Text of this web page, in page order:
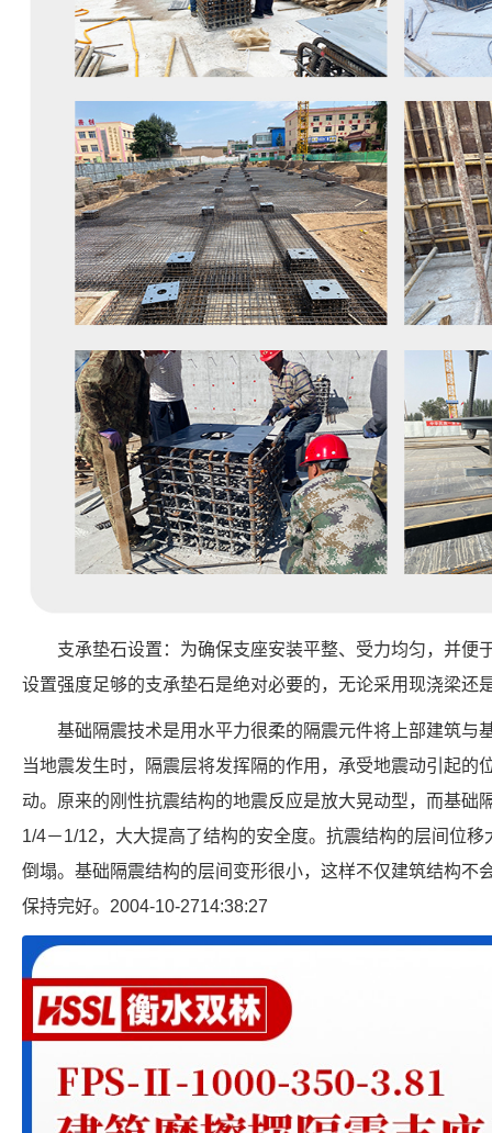
支承垫石设置：为确保支座安装平整、受力均匀，并便
设置强度足够的支承垫石是绝对必要的，无论采用现浇梁还
基础隔震技术是用水平力很柔的隔震元件将上部建筑与
当地震发生时，隔震层将发挥隔的作用，承受地震动引起的
动。原来的刚性抗震结构的地震反应是放大晃动型，而基础
1/4－1/12，大大提高了结构的安全度。抗震结构的层间位
倒塌。基础隔震结构的层间变形很小，这样不仅建筑结构不
保持完好。2004-10-2714:38:27